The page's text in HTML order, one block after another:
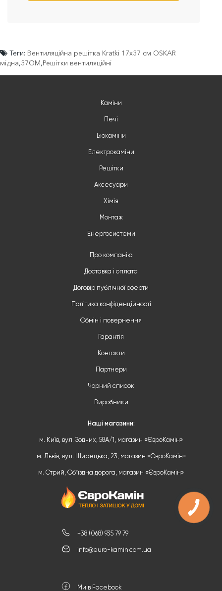
Теги: Вентиляційна решітка Kratki 17х37 см OSKAR
мідна,37OM,Решітки вентиляційні
+38 (068) 935 79 79
info@euro-kamin.com.ua
Ми в Facebook
Каміни
Печі
Біокаміни
Електрокаміни
Решітки
Аксесуари
Хімія
Монтаж
Енергосистеми
Про компанію
Доставка і оплата
Договір публічної оферти
Політика конфіденційності
Обмін і повернення
Гарантія
Контакти
Партнери
Чорний список
Виробники
Наші магазини:
м. Київ, вул. Зодчих, 58А/1, магазин «ЄвроКамін»
м. Львів, вул. Щирецька, 23, магазин «ЄвроКамін»
м. Стрий, Обʼїздна дорога, магазин «ЄвроКамін»